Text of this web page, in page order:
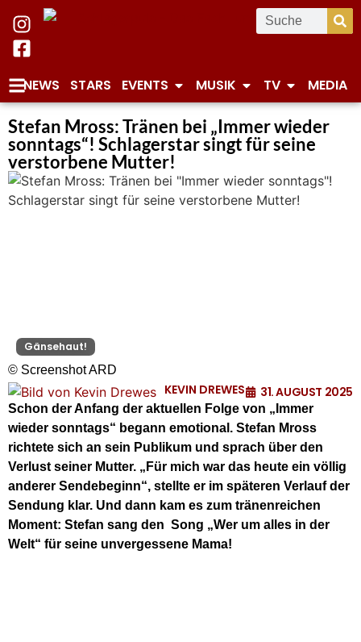
NEWS STARS EVENTS MUSIK TV MEDIA
Stefan Mross: Tränen bei „Immer wieder
sonntags“! Schlagerstar singt für seine
verstorbene Mutter!
Gänsehaut!
© Screenshot ARD
KEVIN DREWES 31. AUGUST 2025
Schon der Anfang der aktuellen Folge von „Immer
wieder sonntags“ begann emotional. Stefan Mross
richtete sich an sein Publikum und sprach über den
Verlust seiner Mutter. „Für mich war das heute ein völlig
anderer Sendebeginn“, stellte er im späteren Verlauf der
Sendung klar. Und dann kam es zum tränenreichen
Moment: Stefan sang den Song „Wer um alles in der
Welt“ für seine unvergessene Mama!